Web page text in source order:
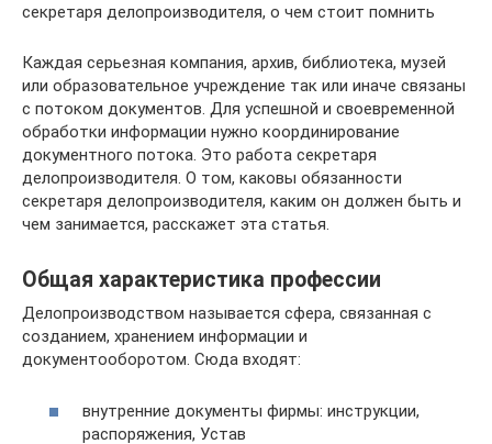
секретаря делопроизводителя, о чем стоит помнить
Каждая серьезная компания, архив, библиотека, музей
или образовательное учреждение так или иначе связаны
с потоком документов. Для успешной и своевременной
обработки информации нужно координирование
документного потока. Это работа секретаря
делопроизводителя. О том, каковы обязанности
секретаря делопроизводителя, каким он должен быть и
чем занимается, расскажет эта статья.
Общая характеристика профессии
Делопроизводством называется сфера, связанная с
созданием, хранением информации и
документооборотом. Сюда входят:
внутренние документы фирмы: инструкции,
распоряжения, Устав